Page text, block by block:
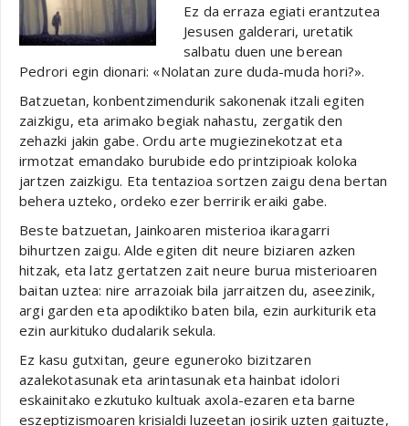
Ez da erraza egiati erantzutea
Jesusen galderari, uretatik
salbatu duen une berean
Pedrori egin dionari: «Nolatan zure duda-muda hori?».
Batzuetan, konbentzimendurik sakonenak itzali egiten
zaizkigu, eta arimako begiak nahastu, zergatik den
zehazki jakin gabe. Ordu arte mugiezinekotzat eta
irmotzat emandako burubide edo printzipioak koloka
jartzen zaizkigu. Eta tentazioa sortzen zaigu dena bertan
behera uzteko, ordeko ezer berririk eraiki gabe.
Beste batzuetan, Jainkoaren misterioa ikaragarri
bihurtzen zaigu. Alde egiten dit neure biziaren azken
hitzak, eta latz gertatzen zait neure burua misterioaren
baitan uztea: nire arrazoiak bila jarraitzen du, aseezinik,
argi garden eta apodiktiko baten bila, ezin aurkiturik eta
ezin aurkituko dudalarik sekula.
Ez kasu gutxitan, geure eguneroko bizitzaren
azalekotasunak eta arintasunak eta hainbat idolori
eskainitako ezkutuko kultuak axola-ezaren eta barne
eszeptizismoaren krisialdi luzeetan josirik uzten gaituzte,